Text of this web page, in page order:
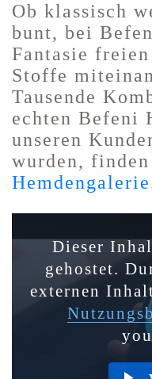
Ob klassisch
bunt, bei
Fantasie
Stoffe
Tausende
echten Befeni
unseren
wurden,
Hemdengalerie
Dieser
gehostet.
externen